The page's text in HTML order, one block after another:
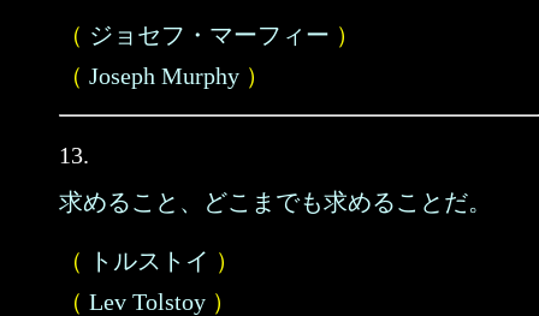
（ ジョセフ・マーフィー ）
（ Joseph Murphy ）
13.
求めること、どこまでも求めることだ。
（ トルストイ ）
（ Lev Tolstoy ）